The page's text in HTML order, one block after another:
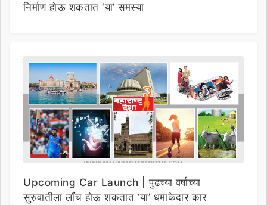
निर्माण होऊ शकतात ‘या’ समस्या
Upcoming Car Launch | पुढच्या वर्षाच्या
सुरुवातीला लाँच होऊ शकतात ‘या’ धमाकेदार कार